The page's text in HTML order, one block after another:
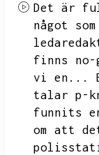
Det är
något
finns no-
vi en...
talar p-
funnits
om att